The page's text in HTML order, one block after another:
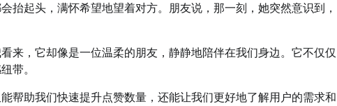
抬起头，满怀希望地望着对方。朋友说，那一刻，她突然意识到，
来，它却像是一位温柔的朋友，静静地陪伴在我们身边。它不仅仅
带。
帮助我们快速提升点赞数量，还能让我们更好地了解用户的需求和